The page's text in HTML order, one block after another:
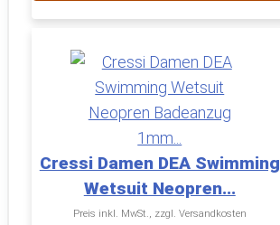
Cressi Damen DEA Swimming
Wetsuit Neopren...
Preis inkl. MwSt., zzgl. Versandkosten